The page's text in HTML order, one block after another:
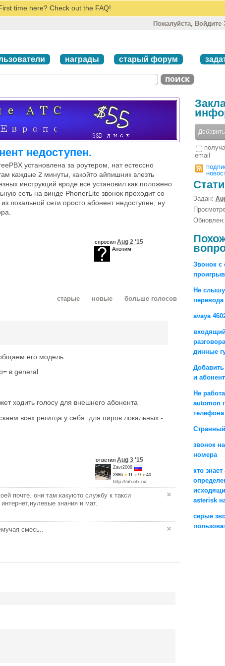
time here? Check out the FAQ!
Пожалуйста, Войдите
награды старый форум
недоступен.
установлена за роутером, нат естессно
каждые 2 минуты, какойто айпишник влезть
инструкций вроде все установил как положено
сеть на винде PhonerLite звонок проходит со
локальной сети просто абонент недоступен, ну
спросил Aug 2 '15
Аноним
старые новые больше голосов
его модель.
в general
ходить голосу для внешнего абонента
всех регитца у себя. для пиров локальных -
ответил Aug 3 '15
Zavr2008
2886 ● 11 ● 9 ● 40
http://mh.otx.ru/
почте. они там какуюто службу к такси
знания и мат.
смесь..
email
Задан:
Обновлен:
Звонок с
Не
перевода
avaya
динные
и
Не
automon
телефона
звонок
номера
кто
asterisk
серые